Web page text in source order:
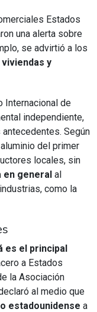
Estados
una alerta sobre
se advirtió a los
y
Internacional de
independiente,
Según
del primer
locales, sin
en general al
como la
es el principal
a Estados
la Asociación
al medio que
estadounidense a